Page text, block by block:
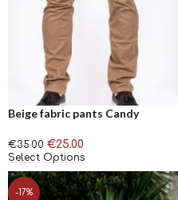
Beige fabric pants Candy
€35.00 €25.00
Select Options
-17%